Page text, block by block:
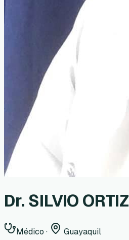
Dr. SILVIO ORTIZ
Médico · Guayaquil